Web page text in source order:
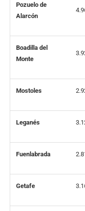
Pozuelo de
Alarcón
Boadilla del
Monte
Mostoles
Leganés
Fuenlabrada
Getafe